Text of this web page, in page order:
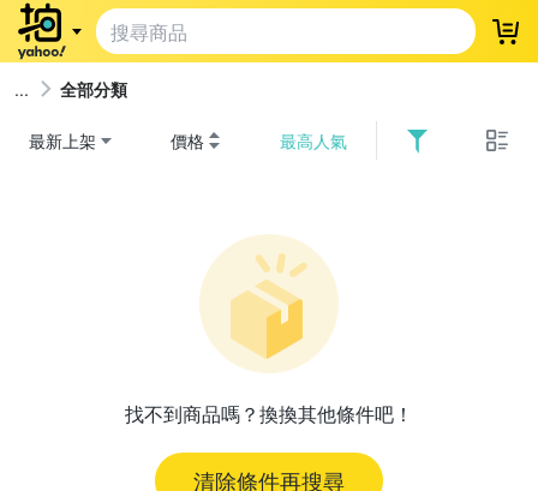
登
全部分類
最新上架 價格 最高人氣
找不到商品嗎？換換其他條件吧！
清除條件再搜尋